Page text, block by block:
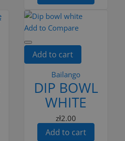
Add to Compare
Add to cart
Bailango
DIP BOWL
WHITE
zł2.00
Add to cart